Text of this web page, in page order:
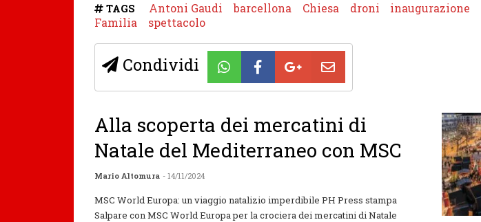
TAGS Antoni Gaudi barcellona Chiesa droni inaugurazione
Familia
spettacolo
Condividi
Alla scoperta dei mercatini di
Natale del Mediterraneo con MSC
Mario Altomura - 14/11/2024
MSC World Europa: un viaggio natalizio imperdibile PH Press stampa
Salpare con MSC World Europa per la crociera dei mercatini di Natale